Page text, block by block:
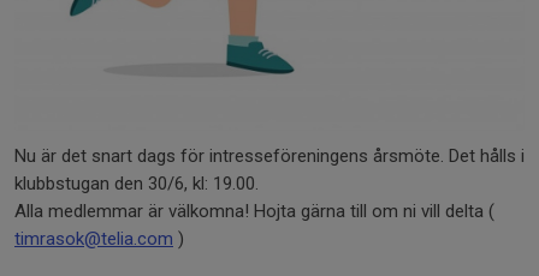
Nu är det snart dags för intresseföreningens årsmöte. Det hålls i
klubbstugan den 30/6, kl: 19.00.
Alla medlemmar är välkomna! Hojta gärna till om ni vill delta (
timrasok@telia.com )